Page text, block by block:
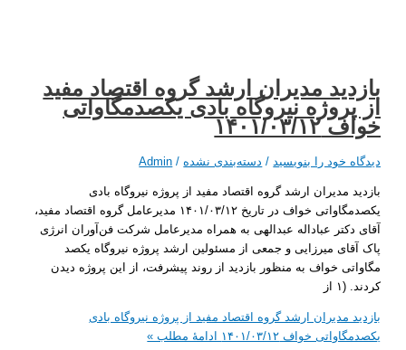
مدیران ارشد گروه اقتصاد مفید
نیروگاه بادی یکصدمگاواتی
۰۳/۱۲
خود را بنویسید / دسته‌بندی نشده/
Admin
مدیران ارشد گروه اقتصاد مفید از پروژه نیروگاه بادی
یکصدمگاواتی خواف در تاریخ ۱۴۰۱/۰۳/۱۲ مدیرعامل گروه اقتصاد مفید،
عباداله عبدالهی به همراه مدیرعامل شرکت فن‌آوران انرژی
میرزایی و جمعی از مسئولین ارشد پروژه نیروگاه یکصد
خواف به منظور بازدید از روند پیشرفت، از این پروژه دیدن
مدیران ارشد گروه اقتصاد مفید از پروژه نیروگاه بادی
خواف ۱۴۰۱/۰۳/۱۲
ادامۀ مطلب »